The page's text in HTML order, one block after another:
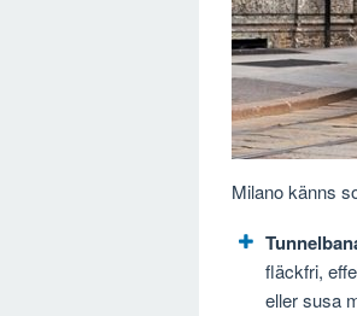
Milano känns
fläckfri,
eller susa